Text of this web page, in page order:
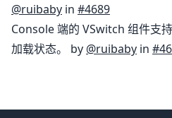
@ruibaby in #4689
Console 端的 VSwitch 组件支
加载状态。 by @ruibaby in